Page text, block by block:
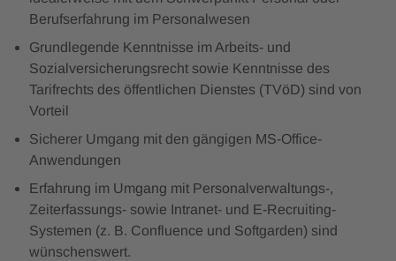
Berufserfahrung im Personalwesen
Grundlegende Kenntnisse im Arbeits- und
Sozialversicherungsrecht sowie Kenntnisse des
Tarifrechts des öffentlichen Dienstes (TVöD) sind von
Vorteil
Sicherer Umgang mit den gängigen MS-Office-
Anwendungen
Erfahrung im Umgang mit Personalverwaltungs-,
Zeiterfassungs- sowie Intranet- und E-Recruiting-
Systemen (z. B. Confluence und Softgarden) sind
wünschenswert.